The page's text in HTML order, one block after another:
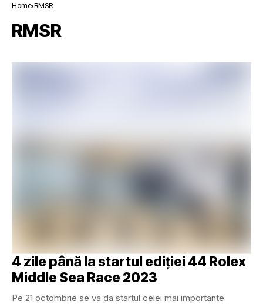
Home RMSR
RMSR
4 zile până la startul ediției 44 Rolex
Middle Sea Race 2023
Pe 21 octombrie se va da startul celei mai importante